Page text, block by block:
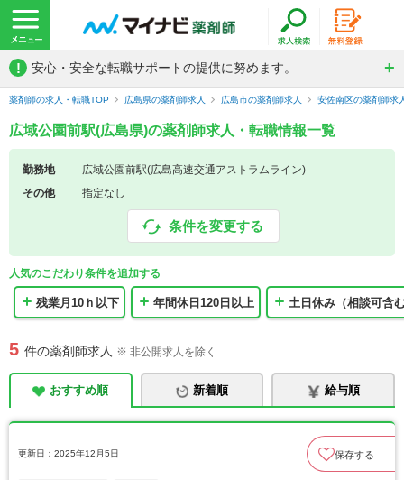
! 安心・安全な転職サポートの提供に努めます。
薬剤師の求人・転職TOP 広島県の薬剤師求人 広島市の薬剤師求人 安佐南区の薬剤師求
広域公園前駅(広島県)の薬剤師求人・転職情報一覧
勤務地
広域公園前駅(広島高速交通アストラムライン)
その他
指定なし
条件を変更する
人気のこだわり条件を追加する
残業月10ｈ以下 年間休日120日以上 土日休み（相談可含
5 件の薬剤師求人 ※ 非公開求人を除く
おすすめ順 新着順 給与順
更新日：2025年12月5日 保存する